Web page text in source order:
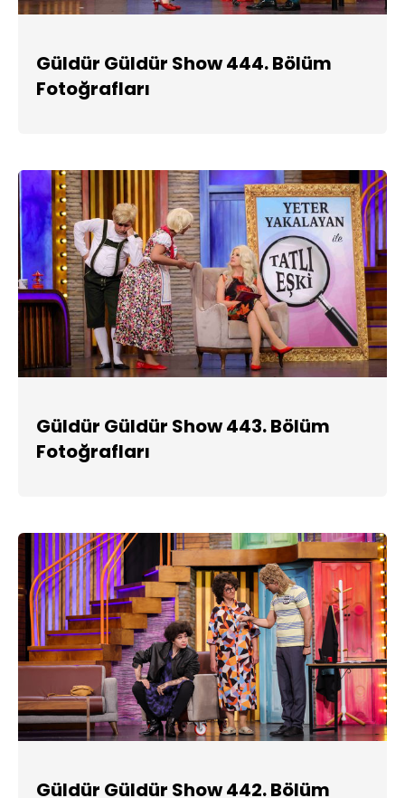
Güldür Güldür Show 444. Bölüm
Fotoğrafları
Güldür Güldür Show 443. Bölüm
Fotoğrafları
Güldür Güldür Show 442. Bölüm